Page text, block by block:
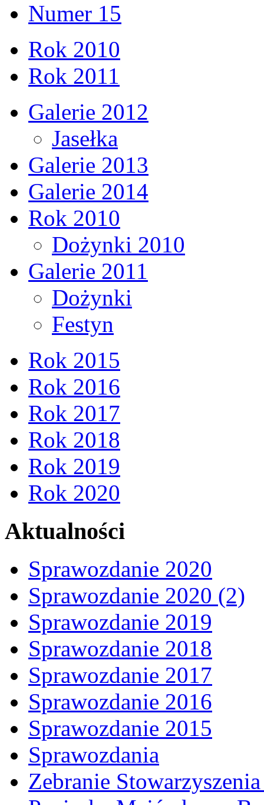
Numer 15
Rok 2010
Rok 2011
Galerie 2012
Jasełka
Galerie 2013
Galerie 2014
Rok 2010
Dożynki 2010
Galerie 2011
Dożynki
Festyn
Rok 2015
Rok 2016
Rok 2017
Rok 2018
Rok 2019
Rok 2020
Aktualności
Sprawozdanie 2020
Sprawozdanie 2020 (2)
Sprawozdanie 2019
Sprawozdanie 2018
Sprawozdanie 2017
Sprawozdanie 2016
Sprawozdanie 2015
Sprawozdania
Zebranie